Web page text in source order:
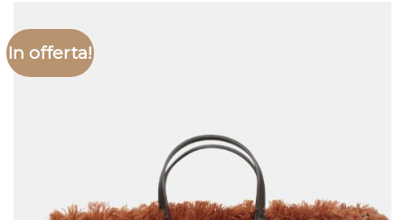
In offerta!